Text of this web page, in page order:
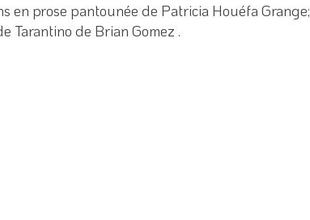
en prose pantounée de Patricia Houéfa Grange;
Tarantino de Brian Gomez .